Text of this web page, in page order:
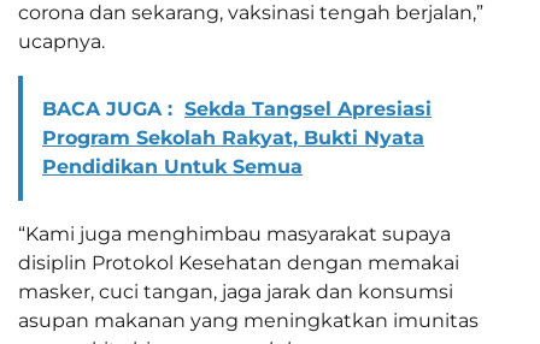
corona dan sekarang, vaksinasi tengah berjalan,”
ucapnya.
BACA JUGA : Sekda Tangsel Apresiasi
Program Sekolah Rakyat, Bukti Nyata
Pendidikan Untuk Semua
“Kami juga menghimbau masyarakat supaya
disiplin Protokol Kesehatan dengan memakai
masker, cuci tangan, jaga jarak dan konsumsi
asupan makanan yang meningkatkan imunitas